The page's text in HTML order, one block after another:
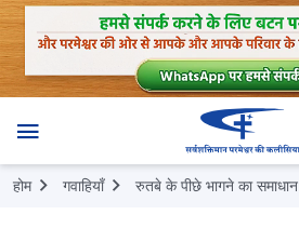
होम गवाहियाँ रुतबे के पीछे भागने का समाधान